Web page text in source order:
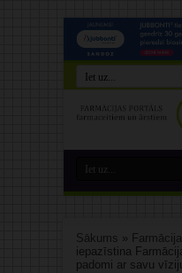
Sākums » Farmācija
iepazīstina
padomi ar savu